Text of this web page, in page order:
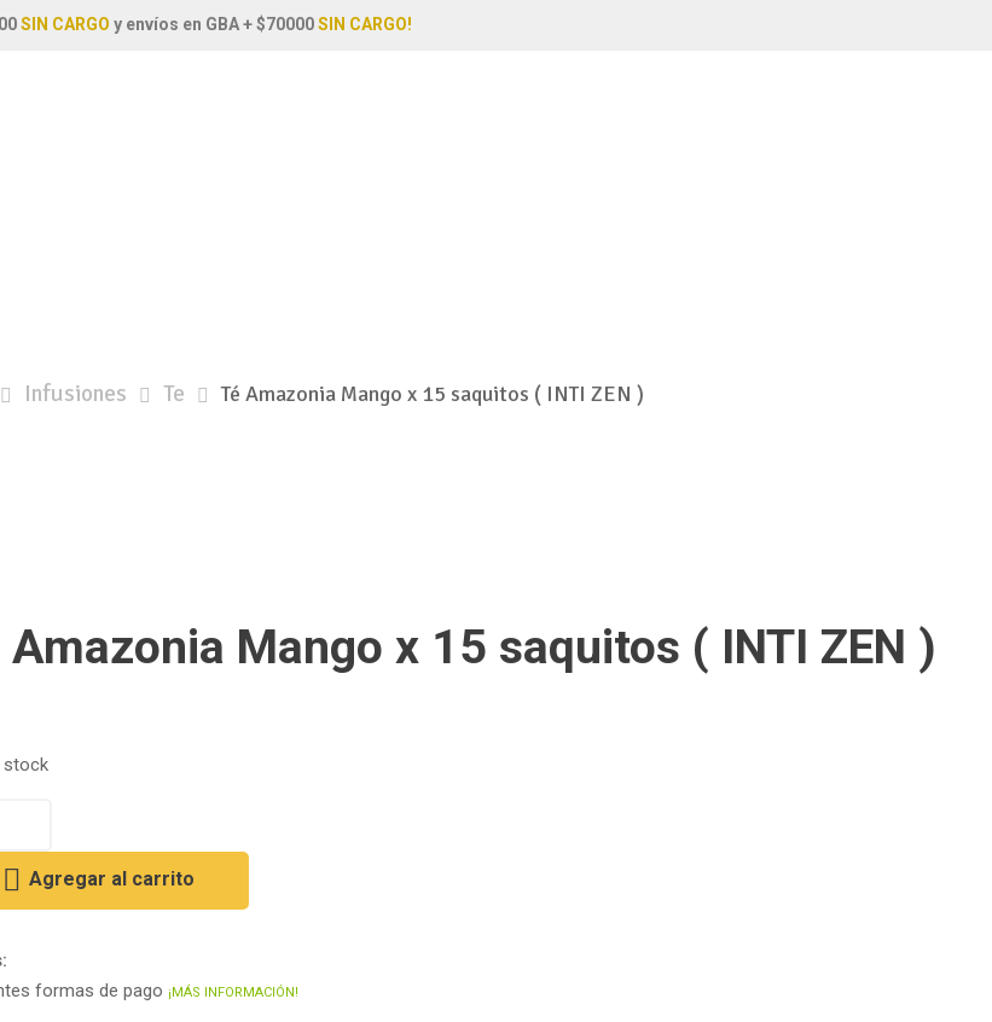
SIN CARGO y envíos en GBA + $70000SIN CARGO!
Infusiones Te Té Amazonia Mango x 15 saquitos ( INTI ZEN )
Amazonia Mango x 15 saquitos ( INTI ZEN )
stock
Agregar al carrito
formas de pago ¡MÁS INFORMACIÓN!